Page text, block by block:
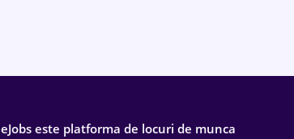
eJobs este platforma de locuri de munca